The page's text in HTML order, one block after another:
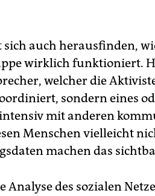
auch herausfinden,
wirklich funktioniert.
welcher die
sondern eines
mit anderen
Menschen vielleicht
machen das
Analyse des sozialen